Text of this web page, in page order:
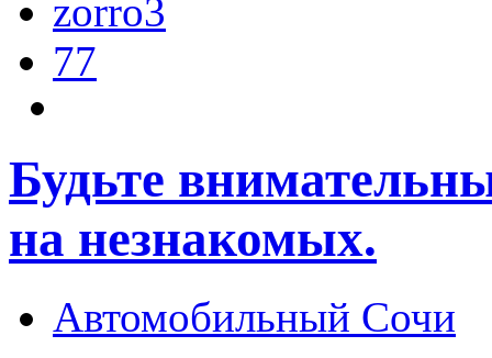
zorro3
77
Будьте
на незнакомых.
Автомобильный Сочи